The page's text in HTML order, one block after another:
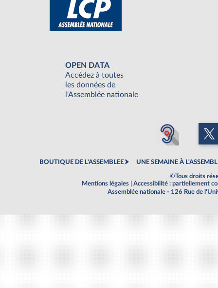
OPEN DATA
Accédez à toutes
les données de
l'Assemblée nationale
BOUTIQUE DE L'ASSEMBLEE UNE SEMAINE À
©Tous droits
Mentions légales
Accessibilité : partiellement
Assemblée nationale - 126 Rue de